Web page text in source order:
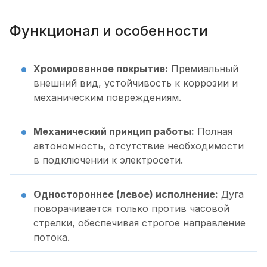
Функционал и особенности
Хромированное покрытие: Премиальный
внешний вид, устойчивость к коррозии и
механическим повреждениям.
Механический принцип работы: Полная
автономность, отсутствие необходимости
в подключении к электросети.
Одностороннее (левое) исполнение: Дуга
поворачивается только против часовой
стрелки, обеспечивая строгое направление
потока.